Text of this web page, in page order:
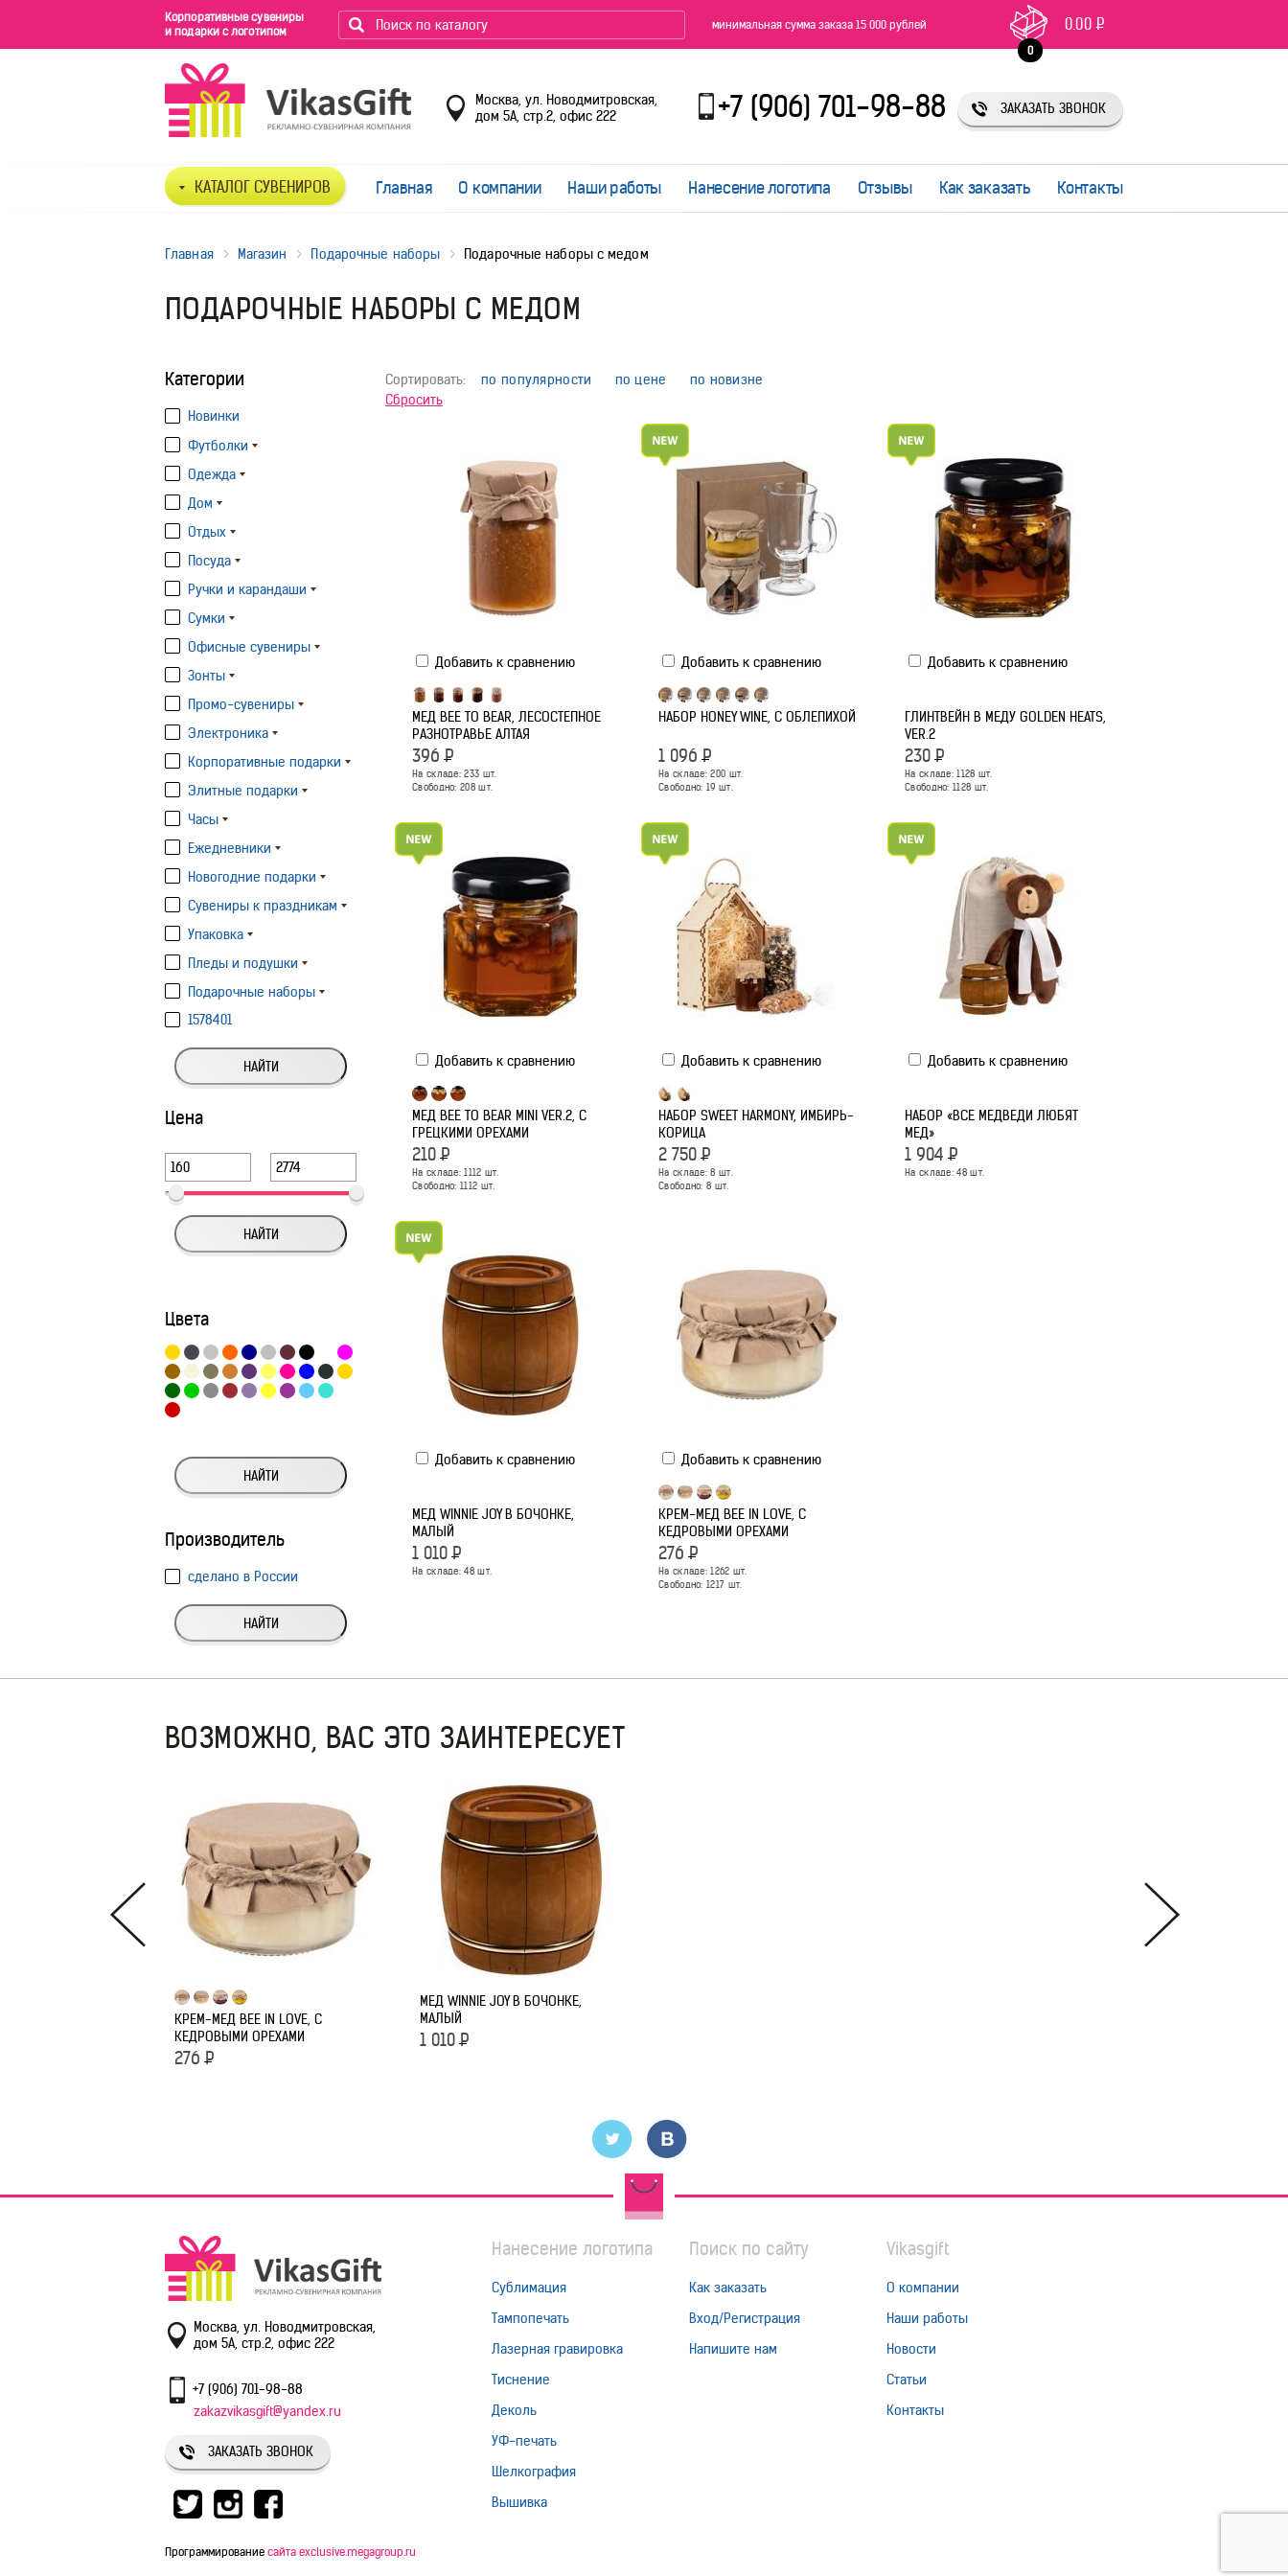
Корпоративные сувениры
и подарки с логотипом
минимальная сумма заказа 15 000 рублей
0
0.00 Р
Москва, ул. Новодмитровская,
дом 5А, стр.2, офис 222
+7 (906) 701-98-88 ЗАКАЗАТЬ ЗВОНОК
КАТАЛОГ СУВЕНИРОВ Главная О компании Наши работы Нанесение логотипа Отзывы Как заказать Контакты
Главная Магазин Подарочные наборы Подарочные наборы с медом
ПОДАРОЧНЫЕ НАБОРЫ С МЕДОМ
Категории
Новинки
Футболки
Одежда
Дом
Отдых
Посуда
Ручки и карандаши
Сумки
Офисные сувениры
Зонты
Промо-сувениры
Электроника
Корпоративные подарки
Элитные подарки
Часы
Ежедневники
Новогодние подарки
Сувениры к праздникам
Упаковка
Пледы и подушки
Подарочные наборы
1578401
НАЙТИ
Цена
НАЙТИ
Цвета
НАЙТИ
Производитель
сделано в России
НАЙТИ
Сортировать: по популярности по цене
по новизне
Сбросить
Добавить к сравнению
МЕД BEE TO BEAR, ЛЕСОСТЕПНОЕ
РАЗНОТРАВЬЕ АЛТАЯ
396 Р
На складе:233 шт.
Свободно: 208шт.
Добавить к сравнению
НАБОР HONEY WINE, С ОБЛЕПИХОЙ
1 096 Р
На складе:200 шт.
Свободно: 19 шт.
Добавить к сравнению
ГЛИНТВЕЙН В МЕДУ GOLDEN HEATS,
VER.2
230 Р
На складе:1128 шт.
Свободно: 1128 шт.
Добавить к сравнению
МЕД BEE TO BEAR MINI VER.2, С
ГРЕЦКИМИ ОРЕХАМИ
210 Р
На складе:1112 шт.
Свободно: 1112 шт.
Добавить к сравнению
НАБОР SWEET HARMONY, ИМБИРЬ-
КОРИЦА
2 750 Р
На складе:8 шт.
Свободно: 8 шт.
Добавить к сравнению
НАБОР «ВСЕ МЕДВЕДИ ЛЮБЯТ
МЕД»
1 904 Р
На складе:48шт.
Добавить к сравнению
МЕД WINNIE JOY В БОЧОНКЕ,
МАЛЫЙ
1 010 Р
На складе:48шт.
Добавить к сравнению
КРЕМ-МЕД BEE IN LOVE, С
КЕДРОВЫМИ ОРЕХАМИ
276 Р
На складе:1262 шт.
Свободно: 1217 шт.
ВОЗМОЖНО, ВАС ЭТО ЗАИНТЕРЕСУЕТ
КРЕМ-МЕД BEE IN LOVE, С
КЕДРОВЫМИ ОРЕХАМИ
276 Р
МЕД WINNIE JOY В БОЧОНКЕ,
МАЛЫЙ
1 010 Р
Москва, ул. Новодмитровская,
дом 5А, стр.2, офис 222
+7 (906) 701-98-88
zakazvikasgift@yandex.ru
ЗАКАЗАТЬ ЗВОНОК
Нанесение логотипа
Сублимация
Тампопечать
Лазерная гравировка
Тиснение
Деколь
УФ-печать
Шелкография
Вышивка
Поиск по сайту
Как заказать
Вход/Регистрация
Напишите нам
Vikasgift
О компании
Наши работы
Новости
Статьи
Контакты
Программирование сайта exclusive.megagroup.ru